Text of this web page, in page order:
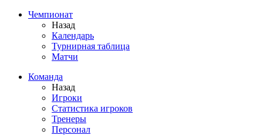
Чемпионат
Назад
Календарь
Турнирная таблица
Матчи
Команда
Назад
Игроки
Статистика игроков
Тренеры
Персонал